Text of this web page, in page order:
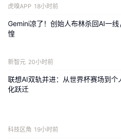
麦克弗森表示：“Wi-Fi 6 的
变。但它最初的设计并非为了
杂、高带宽的流量模式，因为
量设备到网络的数据。”
Wi-Fi 6E（扩展版）解决了其
GHz 频段，提供了数十个额
6 和 6E 都支持高达 9.6
GHz 频段，使其更适合高带
域。
虎嗅APP 18小时前
Gemini凉了！创始人布林杀回AI一线
惶
新智元 20小时前
联想AI双轨并进：从世界杯赛场到个
化跃迁
科技区角 19小时前